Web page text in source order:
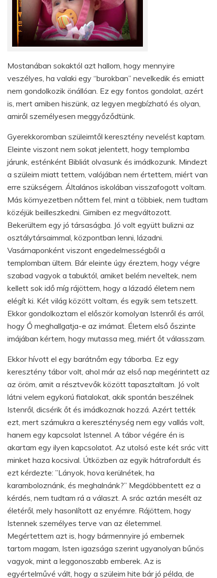
Mostanában sokaktól azt hallom, hogy mennyire
veszélyes, ha valaki egy “burokban” nevelkedik és emiatt
nem gondolkozik önállóan. Ez egy fontos gondolat, azért
is, mert amiben hiszünk, az legyen megbízható és olyan,
amiről személyesen meggyőződtünk.
Gyerekkoromban szüleimtől keresztény nevelést kaptam.
Eleinte viszont nem sokat jelentett, hogy templomba
járunk, esténként Bibliát olvasunk és imádkozunk. Mindezt
a szüleim miatt tettem, valójában nem értettem, miért van
erre szükségem. Általános iskolában visszafogott voltam.
Más környezetben nőttem fel, mint a többiek, nem tudtam
közéjük beilleszkedni. Gimiben ez megváltozott.
Bekerültem egy jó társaságba. Jó volt együtt bulizni az
osztálytársaimmal, központban lenni, lázadni.
Vasárnaponként viszont engedelmességből a
templomban ültem. Bár eleinte úgy éreztem, hogy végre
szabad vagyok a tabuktól, amiket belém neveltek, nem
kellett sok idő míg rájöttem, hogy a lázadó életem nem
elégít ki. Két világ között voltam, és egyik sem tetszett.
Ekkor gondolkoztam el először komolyan Istenről és arról,
hogy Ő meghallgatja-e az imámat. Életem első őszinte
imájában kértem, hogy mutassa meg, miért őt válasszam.
Ekkor hívott el egy barátnőm egy táborba. Ez egy
keresztény tábor volt, ahol már az első nap megérintett az
az öröm, amit a résztvevők között tapasztaltam. Jó volt
látni velem egykorú fiatalokat, akik spontán beszélnek
Istenről, dicsérik őt és imádkoznak hozzá. Azért tették
ezt, mert számukra a kereszténység nem egy vallás volt,
hanem egy kapcsolat Istennel. A tábor végére én is
akartam egy ilyen kapcsolatot. Az utolsó este két srác vitt
minket haza kocsival. Útközben az egyik hátrafordult és
ezt kérdezte: ”Lányok, hova kerülnétek, ha
karamboloznánk, és meghalnánk?” Megdöbbentett ez a
kérdés, nem tudtam rá a választ. A srác aztán mesélt az
életéről, mely hasonlított az enyémre. Rájöttem, hogy
Istennek személyes terve van az életemmel.
Megértettem azt is, hogy bármennyire jó embernek
tartom magam, Isten igazsága szerint ugyanolyan bűnös
vagyok, mint a leggonoszabb emberek. Az is
egyértelművé vált, hogy a szüleim hite bár jó példa, de